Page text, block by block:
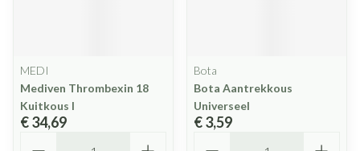
MEDI
Mediven Thrombexin 18
Kuitkous l
€ 34,69
Bota
Bota Aantrekkous
Universeel
€ 3,59